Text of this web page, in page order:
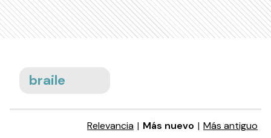
braile
Relevancia | Más nuevo | Más antiguo